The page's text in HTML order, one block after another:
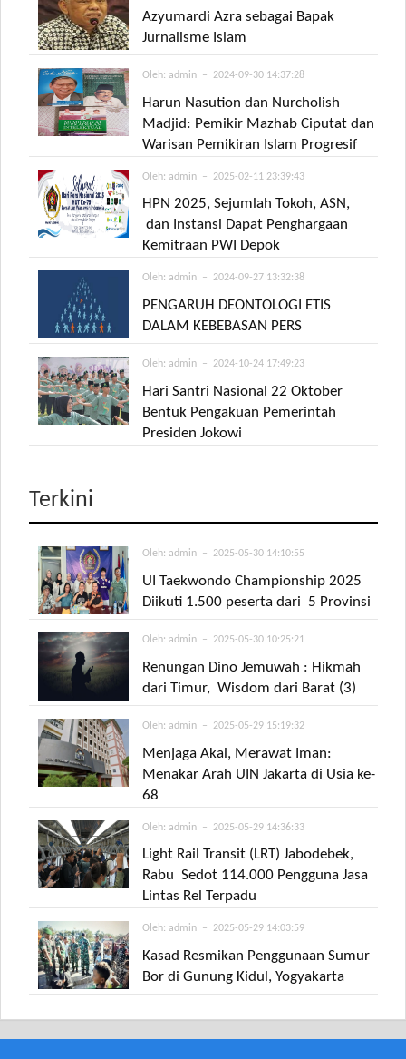
Azyumardi Azra sebagai Bapak
Jurnalisme Islam
Oleh: admin – 2024-09-30 14:37:28
Harun Nasution dan Nurcholish
Madjid: Pemikir Mazhab Ciputat dan
Warisan Pemikiran Islam Progresif
Oleh: admin – 2025-02-11 23:39:43
HPN 2025, Sejumlah Tokoh, ASN,
dan Instansi Dapat Penghargaan
Kemitraan PWI Depok
Oleh: admin – 2024-09-27 13:32:38
PENGARUH DEONTOLOGI ETIS
DALAM KEBEBASAN PERS
Oleh: admin – 2024-10-24 17:49:23
Hari Santri Nasional 22 Oktober
Bentuk Pengakuan Pemerintah
Presiden Jokowi
Terkini
Oleh: admin – 2025-05-30 14:10:55
UI Taekwondo Championship 2025
Diikuti 1.500 peserta dari 5 Provinsi
Oleh: admin – 2025-05-30 10:25:21
Renungan Dino Jemuwah : Hikmah
dari Timur, Wisdom dari Barat (3)
Oleh: admin – 2025-05-29 15:19:32
Menjaga Akal, Merawat Iman:
Menakar Arah UIN Jakarta di Usia ke-
68
Oleh: admin – 2025-05-29 14:36:33
Light Rail Transit (LRT) Jabodebek,
Rabu Sedot 114.000 Pengguna Jasa
Lintas Rel Terpadu
Oleh: admin – 2025-05-29 14:03:59
Kasad Resmikan Penggunaan Sumur
Bor di Gunung Kidul, Yogyakarta